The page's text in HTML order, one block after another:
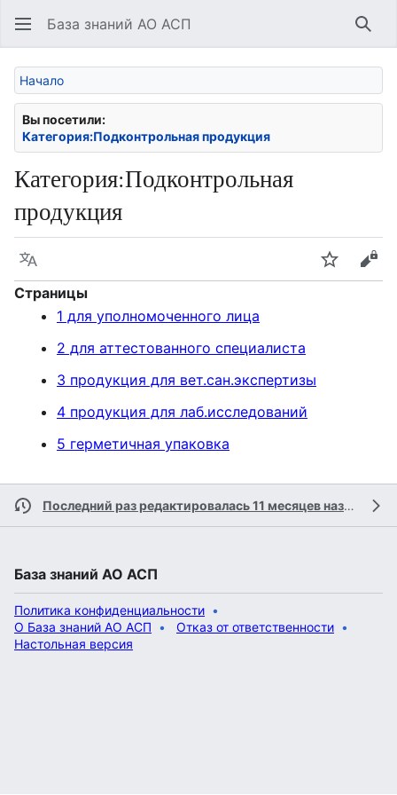
База знаний АО АСП
Начало
Вы посетили:
Категория:Подконтрольная продукция
Категория:Подконтрольная
продукция
Язык Следить
Страницы
1 для уполномоченного лица
2 для аттестованного специалиста
3 продукция для вет.сан.экспертизы
4 продукция для лаб.исследований
5 герметичная упаковка
Последний раз редактировалась 11 месяцев назад
База знаний АО АСП
Политика конфиденциальности
О База знаний АО АСП
Отказ от ответственности
Настольная версия